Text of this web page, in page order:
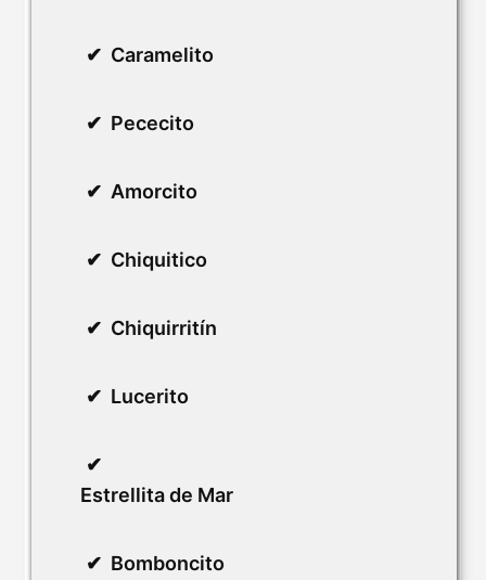
Caramelito
Pececito
Amorcito
Chiquitico
Chiquirritín
Lucerito
Estrellita de Mar
Bomboncito